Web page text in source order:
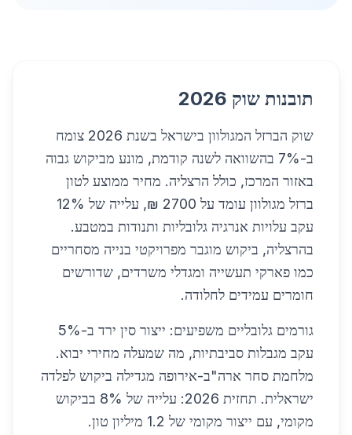
תובנות שוק 2026
שוק הברזל המגולוון בישראל בשנת 2026 צומח
ב-7% בהשוואה לשנה קודמת, מונע מביקוש גבוה
באזור המרכז, כולל הרצליה. מחיר ממוצע לטון
ברזל מגולוון עומד על 2700 ₪, עלייה של 12%
עקב עלויות אנרגיה גלובליות ותנודות במטבע.
בהרצליה, ביקוש מוגבר מפרויקטי בנייה מסחריים
כמו פארקי תעשייה ומגדלי משרדים, שדורשים
חומרים עמידים לחלודה.
גורמים גלובליים משפיעים: ייצור סין ירד ב-5%
עקב מגבלות סביבתיות, מה שמעלה מחירי יבוא.
מלחמת סחר ארה"ב-אירופה מגדילה ביקוש לפלדה
ישראלית. תחזית 2026: עלייה של 8% בביקוש
מקומי, עם ייצור מקומי של 1.2 מיליון טון.